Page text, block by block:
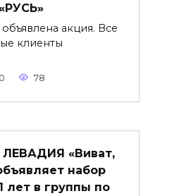
акция. Все
клиенты
0 78
«Виват,
набор
лет в группы по